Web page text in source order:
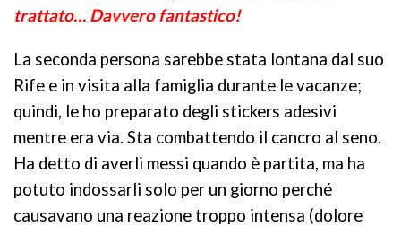
trattato… Davvero fantastico!
La seconda persona sarebbe stata lontana dal suo
Rife e in visita alla famiglia durante le vacanze;
quindi, le ho preparato degli stickers adesivi
mentre era via. Sta combattendo il cancro al seno.
Ha detto di averli messi quando è partita, ma ha
potuto indossarli solo per un giorno perché
causavano una reazione troppo intensa (dolore